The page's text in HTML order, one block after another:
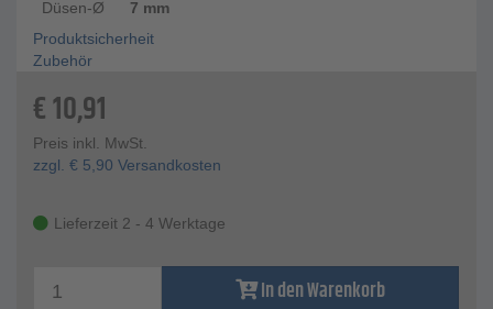
Düsen-Ø
7 mm
Produktsicherheit
Zubehör
€10,91
Preis inkl. MwSt.
zzgl. € 5,90 Versandkosten
Lieferzeit 2 - 4 Werktage
In den Warenkorb